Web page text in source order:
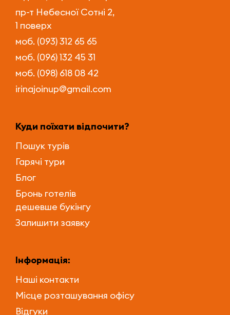
пр-т Небесної Сотні 2,
1 поверх
моб. (093) 312 65 65
моб. (096) 132 45 31
моб. (098) 618 08 42
irinajoinup@gmail.com
Куди поїхати відпочити?
Пошук турів
Гарячі тури
Блог
Бронь готелів
дешевше букінгу
Залишити заявку
Інформація:
Наші контакти
Місце розташування офісу
Відгуки